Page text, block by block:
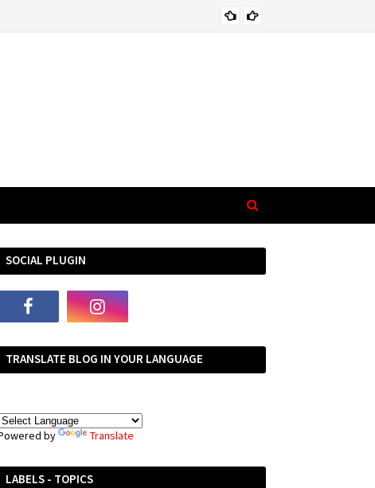
SOCIAL PLUGIN
TRANSLATE BLOG IN YOUR LANGUAGE
by Translate
LABELS - TOPICS